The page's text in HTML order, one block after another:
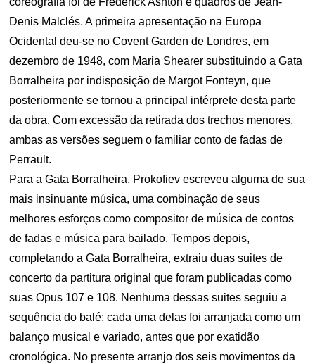
Denis Malclés. A primeira apresentação na Europa
Ocidental deu-se no Covent Garden de Londres, em
dezembro de 1948, com Maria Shearer substituindo a Gata
Borralheira por indisposição de Margot Fonteyn, que
posteriormente se tornou a principal intérprete desta parte
da obra. Com excessão da retirada dos trechos menores,
ambas as versões seguem o familiar conto de fadas de
Perrault.
Para a Gata Borralheira, Prokofiev escreveu alguma de sua
mais insinuante música, uma combinação de seus
melhores esforços como compositor de música de contos
de fadas e música para bailado. Tempos depois,
completando a Gata Borralheira, extraiu duas suites de
concerto da partitura original que foram publicadas como
suas Opus 107 e 108. Nenhuma dessas suites seguiu a
sequência do balé; cada uma delas foi arranjada como um
balanço musical e variado, antes que por exatidão
cronológica. No presente arranjo dos seis movimentos da